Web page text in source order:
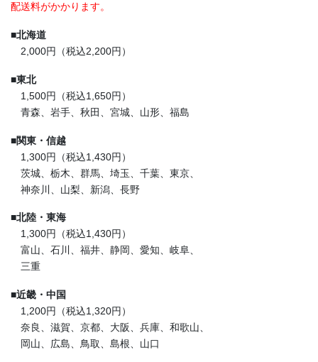
配送料がかかります。
■北海道
2,000円（税込2,200円）
■東北
1,500円（税込1,650円）
青森、岩手、秋田、宮城、山形、福島
■関東・信越
1,300円（税込1,430円）
茨城、栃木、群馬、埼玉、千葉、東京、
神奈川、山梨、新潟、長野
■北陸・東海
1,300円（税込1,430円）
富山、石川、福井、静岡、愛知、岐阜、
三重
■近畿・中国
1,200円（税込1,320円）
奈良、滋賀、京都、大阪、兵庫、和歌山、
岡山、広島、鳥取、島根、山口